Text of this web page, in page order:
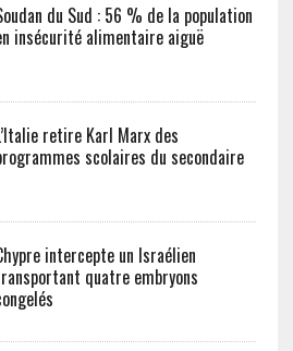
du Sud : 56 % de la population
insécurité alimentaire aiguë
retire Karl Marx des
scolaires du secondaire
intercepte un Israélien
quatre embryons